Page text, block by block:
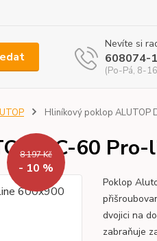
Nevíte si
608074-
(Po-Pá, 8-
Hliníkový poklop ALUTOP
DC-60
8 197 Kč
- 10 %
Poklop
dvojici na
zabraňuje